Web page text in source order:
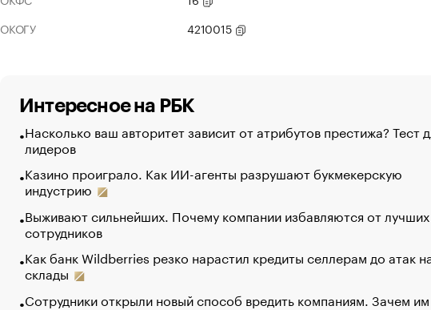
ОКОГУ
4210015
Интересное на РБК
Насколько ваш авторитет зависит от атрибутов престижа? Тест
лидеров
Казино проиграло. Как ИИ-агенты разрушают букмекерскую
индустрию
Выживают сильнейших. Почему компании избавляются от лучших
сотрудников
Как банк Wildberries резко нарастил кредиты селлерам до атак
склады
Сотрудники открыли новый способ вредить компаниям. Зачем